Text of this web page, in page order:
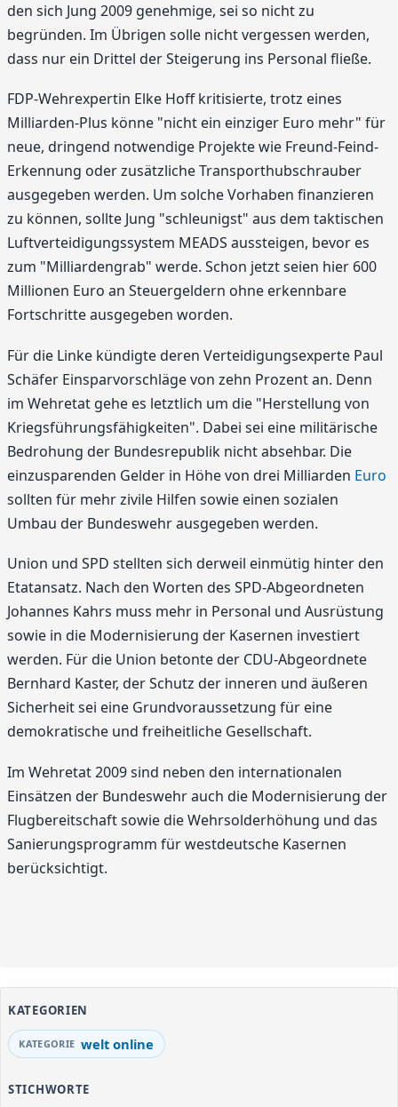
den sich Jung 2009 genehmige, sei so nicht zu
begründen. Im Übrigen solle nicht vergessen werden,
dass nur ein Drittel der Steigerung ins Personal fließe.
FDP-Wehrexpertin Elke Hoff kritisierte, trotz eines
Milliarden-Plus könne "nicht ein einziger Euro mehr" für
neue, dringend notwendige Projekte wie Freund-Feind-
Erkennung oder zusätzliche Transporthubschrauber
ausgegeben werden. Um solche Vorhaben finanzieren
zu können, sollte Jung "schleunigst" aus dem taktischen
Luftverteidigungssystem MEADS aussteigen, bevor es
zum "Milliardengrab" werde. Schon jetzt seien hier 600
Millionen Euro an Steuergeldern ohne erkennbare
Fortschritte ausgegeben worden.
Für die Linke kündigte deren Verteidigungsexperte Paul
Schäfer Einsparvorschläge von zehn Prozent an. Denn
im Wehretat gehe es letztlich um die "Herstellung von
Kriegsführungsfähigkeiten". Dabei sei eine militärische
Bedrohung der Bundesrepublik nicht absehbar. Die
einzusparenden Gelder in Höhe von drei Milliarden Euro
sollten für mehr zivile Hilfen sowie einen sozialen
Umbau der Bundeswehr ausgegeben werden.
Union und SPD stellten sich derweil einmütig hinter den
Etatansatz. Nach den Worten des SPD-Abgeordneten
Johannes Kahrs muss mehr in Personal und Ausrüstung
sowie in die Modernisierung der Kasernen investiert
werden. Für die Union betonte der CDU-Abgeordnete
Bernhard Kaster, der Schutz der inneren und äußeren
Sicherheit sei eine Grundvoraussetzung für eine
demokratische und freiheitliche Gesellschaft.
Im Wehretat 2009 sind neben den internationalen
Einsätzen der Bundeswehr auch die Modernisierung der
Flugbereitschaft sowie die Wehrsolderhöhung und das
Sanierungsprogramm für westdeutsche Kasernen
berücksichtigt.
KATEGORIEN
welt online
STICHWORTE